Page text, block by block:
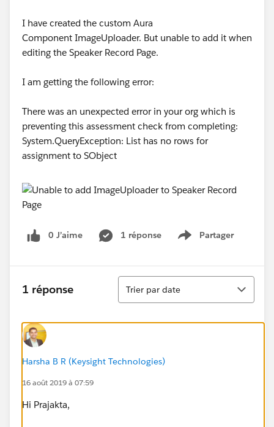
I have created the custom Aura
Component ImageUploader. But unable to add it when
editing the Speaker Record Page.
I am getting the following error:
There was an unexpected error in your org which is
preventing this assessment check from completing:
System.QueryException: List has no rows for
assignment to SObject
0 J’aime 1 réponse Partager
Show menu
1 réponse
Tri
Trier par date
Harsha B R (Keysight Technologies)
16 août 2019 à 07:59
Hi Prajakta,